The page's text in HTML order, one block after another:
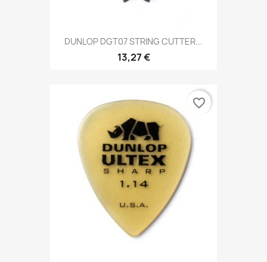
DUNLOP DGT07 STRING CUTTER...
13,27 €
favorite_border